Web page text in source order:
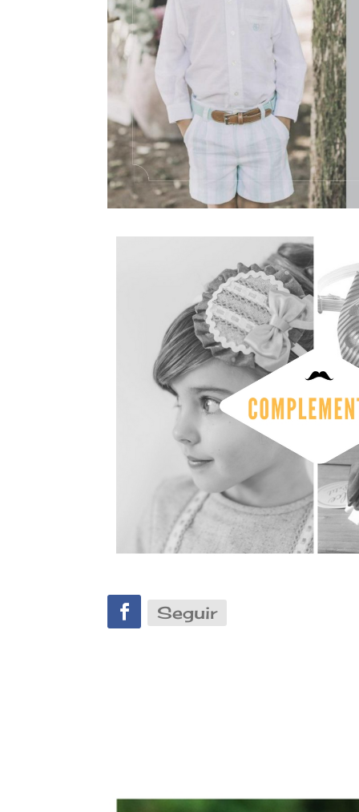
Seguir